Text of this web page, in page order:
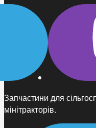
Запчастини для
мінітракторів.